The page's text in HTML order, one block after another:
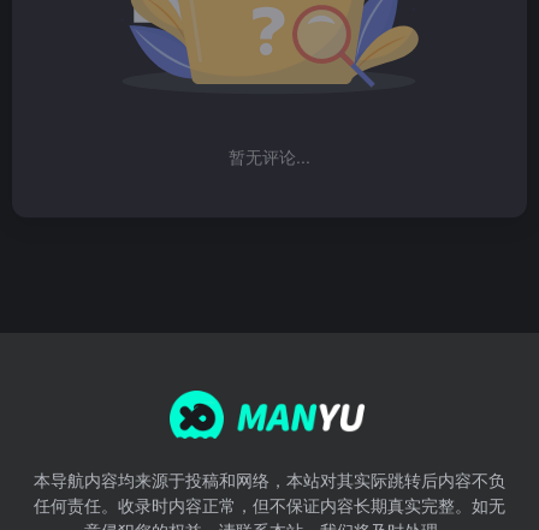
暂无评论...
本导航内容均来源于投稿和网络，本站对其实际跳转后内容不负
任何责任。收录时内容正常，但不保证内容长期真实完整。如无